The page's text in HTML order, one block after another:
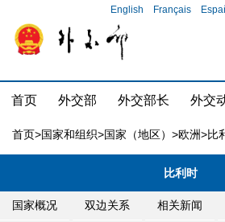
English Français
首页 外交部 外交部长 外交
首页>国家和组织>国家（地区） >欧洲>比
比利时
国家概况 双边关系 相关新闻